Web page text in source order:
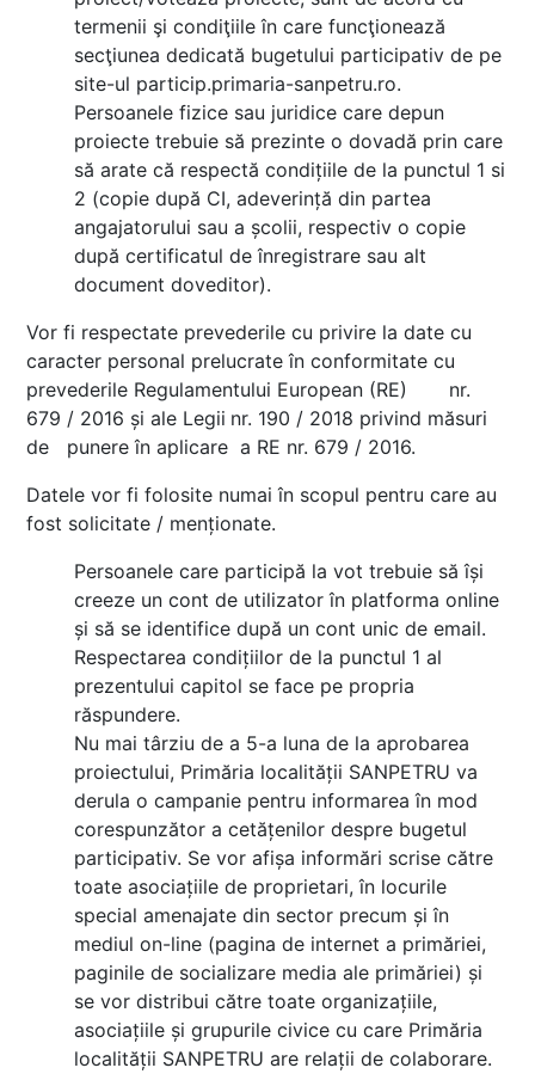
termenii şi condiţiile în care funcţionează
secţiunea dedicată bugetului participativ de pe
site-ul particip.primaria-sanpetru.ro.
Persoanele fizice sau juridice care depun
proiecte trebuie să prezinte o dovadă prin care
să arate că respectă condițiile de la punctul 1 si
2 (copie după CI, adeverință din partea
angajatorului sau a școlii, respectiv o copie
după certificatul de înregistrare sau alt
document doveditor).
Vor fi respectate prevederile cu privire la date cu
caracter personal prelucrate în conformitate cu
prevederile Regulamentului European (RE) nr.
679 / 2016 și ale Legii nr. 190 / 2018 privind măsuri
de punere în aplicare a RE nr. 679 / 2016.
Datele vor fi folosite numai în scopul pentru care au
fost solicitate / menționate.
Persoanele care participă la vot trebuie să își
creeze un cont de utilizator în platforma online
și să se identifice după un cont unic de email.
Respectarea condițiilor de la punctul 1 al
prezentului capitol se face pe propria
răspundere.
Nu mai târziu de a 5-a luna de la aprobarea
proiectului, Primăria localității SANPETRU va
derula o campanie pentru informarea în mod
corespunzător a cetățenilor despre bugetul
participativ. Se vor afișa informări scrise către
toate asociațiile de proprietari, în locurile
special amenajate din sector precum și în
mediul on-line (pagina de internet a primăriei,
paginile de socializare media ale primăriei) și
se vor distribui către toate organizațiile,
asociațiile și grupurile civice cu care Primăria
localității SANPETRU are relații de colaborare.